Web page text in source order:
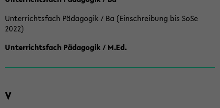
Unterrichtsfach Pädagogik / Ba (Einschreibung bis SoSe
2022)
Unterrichtsfach Pädagogik / M.Ed.
V